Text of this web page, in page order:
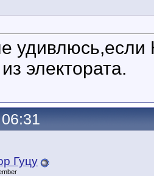
электората.
Гуцу